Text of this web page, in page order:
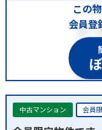
この
会員登
中古マンション 会員